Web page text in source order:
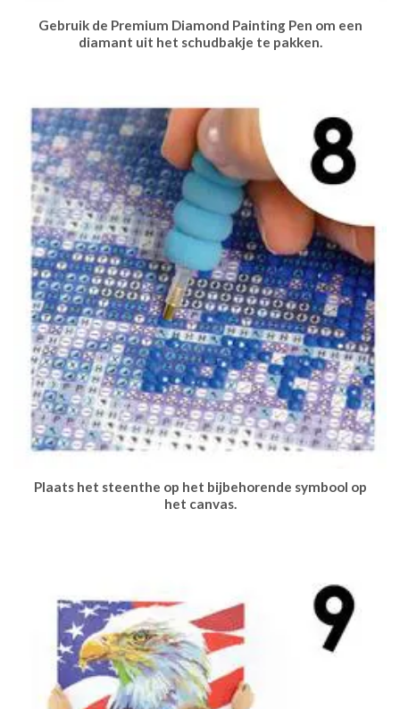
Gebruik de Premium Diamond Painting Pen om een
diamant uit het schudbakje te pakken.
Plaats het steenthe op het bijbehorende symbool op
het canvas.